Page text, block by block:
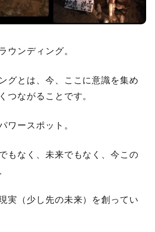
ウンディング。
グとは、今、ここに意識を集め
つながることです。
ワースポット。
もなく、未来でもなく、今この
実（少し先の未来）を創ってい